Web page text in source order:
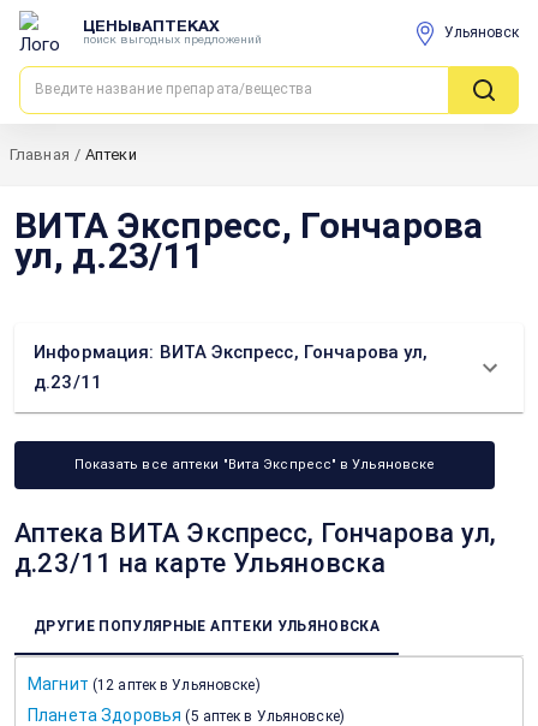
ЦЕНЫвАПТЕКАХ
поиск выгодных предложений Ульяновск
Главная / Аптеки
ВИТА Экспресс, Гончарова
ул, д.23/11
Информация: ВИТА Экспресс, Гончарова ул,
д.23/11
Показать все аптеки "Вита Экспресс" в Ульяновске
Аптека ВИТА Экспресс, Гончарова ул,
д.23/11 на карте Ульяновска
ДРУГИЕ ПОПУЛЯРНЫЕ АПТЕКИ УЛЬЯНОВСКА
Магнит (12 аптек в Ульяновске)
Планета Здоровья (5 аптек в Ульяновске)